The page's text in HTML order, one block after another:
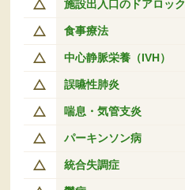
施設出入口のドアロック
食事療法
中心静脈栄養（IVH）
誤嚥性肺炎
喘息・気管支炎
パーキンソン病
統合失調症